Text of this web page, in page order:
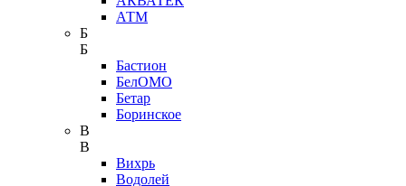
АТМ
Б
Б
Бастион
БелОМО
Бетар
Боринское
В
В
Вихрь
Водолей